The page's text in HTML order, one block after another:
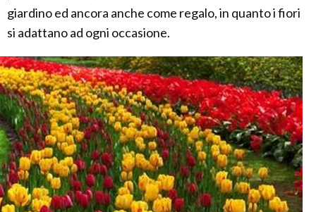
giardino ed ancora anche come regalo, in quanto i fiori
si adattano ad ogni occasione.